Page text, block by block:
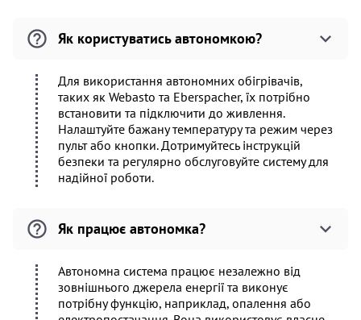
Як користуватись автономкою?
Для використання автономних обігрівачів,
таких як Webasto та Eberspacher, їх потрібно
встановити та підключити до живлення.
Налаштуйте бажану температуру та режим через
пульт або кнопки. Дотримуйтесь інструкцій
безпеки та регулярно обслуговуйте систему для
надійної роботи.
Як працює автономка?
Автономна система працює незалежно від
зовнішнього джерела енергії та виконує
потрібну функцію, наприклад, опалення або